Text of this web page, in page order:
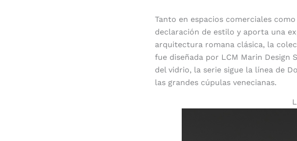
Tanto en espacios comerciales
declaración de estilo y aporta una
arquitectura romana clásica, la
fue diseñada por LCM Marin
del vidrio, la serie sigue la línea de
las grandes cúpulas venecianas.